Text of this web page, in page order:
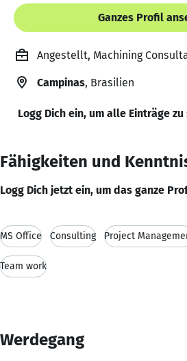
Ganzes Profil
Angestellt, Machining
Campinas, Brasilien
Logg Dich ein, um alle Einträge zu
Fähigkeiten und
Logg Dich jetzt ein, um das ganze
MS Office Consulting Project
Team work
Werdegang